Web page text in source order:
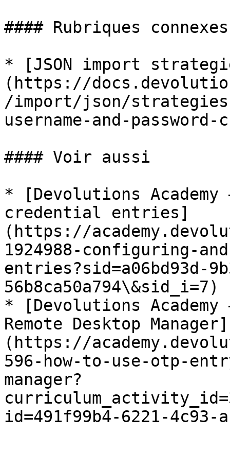
#### Rubriques connexes
* [JSON import
(https://
/import/json/
username-and-
#### Voir aussi
* [Devolutions Academy
credential entries]
(https://
1924988-configuring-
entries?sid=a06bd93d-
56b8ca50a794\&sid_i=7)
* [Devolutions
Remote Desktop Manager]
(https://
596-how-to-use-otp-
manager?
id=491f99b4-6221-4c93-